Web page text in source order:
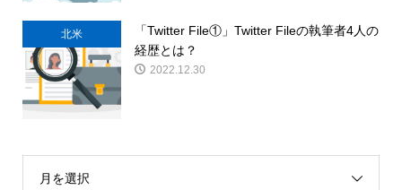
北米
「Twitter File①」Twitter Fileの執筆者4人の
経歴とは？
2022.12.30
月を選択